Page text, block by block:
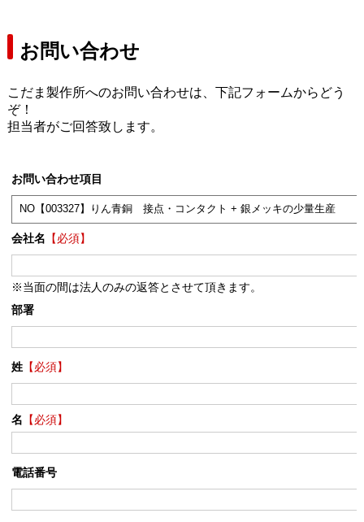
お問い合わせ
こだま製作所へのお問い合わせは、下記フォームからどう
ぞ！
担当者がご回答致します。
お問い合わせ項目
会社名 【必須】
※当面の間は法人のみの返答とさせて頂きます。
部署
姓【必須】
名 【必須】
電話番号